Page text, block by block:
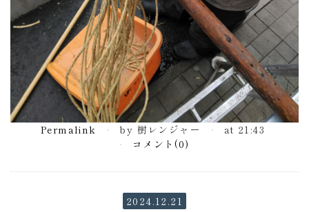
Permalink by 樹レンジャー
at 21:43
コメント(0)
2024.12.21